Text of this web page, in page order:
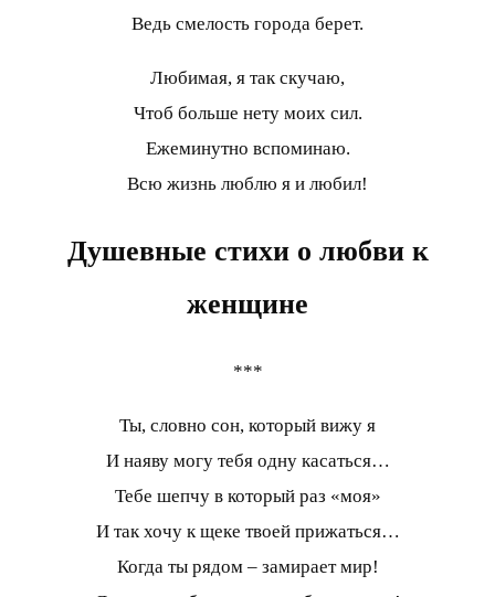
Ведь смелость города берет.
Любимая, я так скучаю,
Чтоб больше нету моих сил.
Ежеминутно вспоминаю.
Всю жизнь люблю я и любил!
Душевные стихи о любви к
женщине
***
Ты, словно сон, который вижу я
И наяву могу тебя одну касаться…
Тебе шепчу в который раз «моя»
И так хочу к щеке твоей прижаться…
Когда ты рядом – замирает мир!